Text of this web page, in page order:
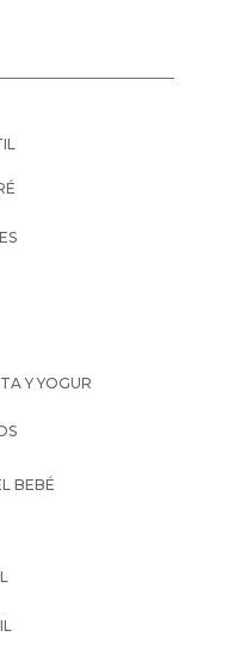
Y YOGUR
BEBÉ